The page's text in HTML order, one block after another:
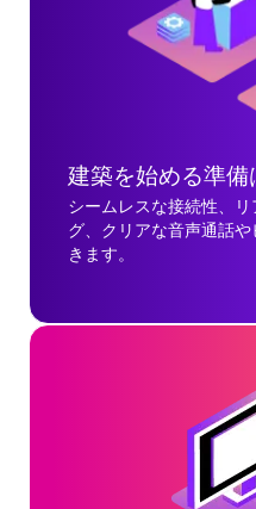
建築を始める準備
シームレスな接続性、
グ、クリアな音声通話
きます。